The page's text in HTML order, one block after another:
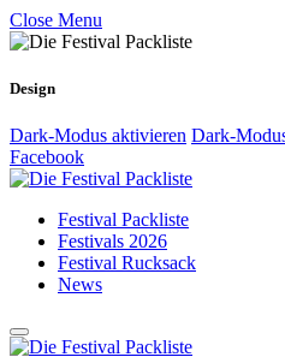
Close Menu
Design
Dark-Modus aktivieren Dark-
Facebook
Festival Packliste
Festivals 2026
Festival Rucksack
News